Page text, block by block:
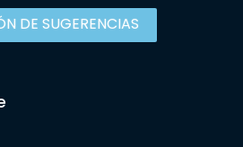
DE SUGERENCIAS